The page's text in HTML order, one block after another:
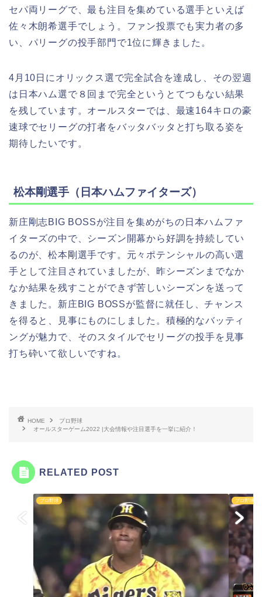
セパ両リーグで、最も注目を集めている選手といえば
佐々木朗希選手でしょう。ファン投票でも実力者の多
い、パリーグの投手部門で1位に輝きました。
4月10日にオリックス選で完全試合を達成し、その翌週
は日本ハム選で８回まで完全というとてつもない結果
を残しています。オールスターでは、最速164キロの豪
速球でセリーグの打者をバッタバッタと打ち取る姿を
期待したいです。
松本剛選手（日本ハムファイターズ）
新庄剛志BIG BOSSが注目を集めがちの日本ハムファ
イターズの中で、シーズン開幕から好調を持続してい
るのが、松本剛選手です。元々ポテンシャルの高い選
手として注目されていましたが、昨シーズンまでなか
なか結果を残すことができず苦しいシーズンを送って
きました。新庄BIG BOSSが監督に就任し、チャンス
を得ると、見事にものにしました。積極的なバッティ
ングが魅力で、そのスタイルでセリーグの投手を見事
打ち砕いて欲しいですね。
HOME
プロ野球
オールスターゲーム2022 |大会情報や注目選手を一挙に紹介！
RELATED POST
プロ野球 プロ野球